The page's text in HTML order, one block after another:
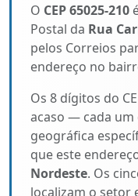
O CEP 65025-210
Postal da Rua
pelos Correios
endereço no
Os 8 dígitos do
acaso — cada
geográfica
que este
Nordeste. Os
localizam o setor